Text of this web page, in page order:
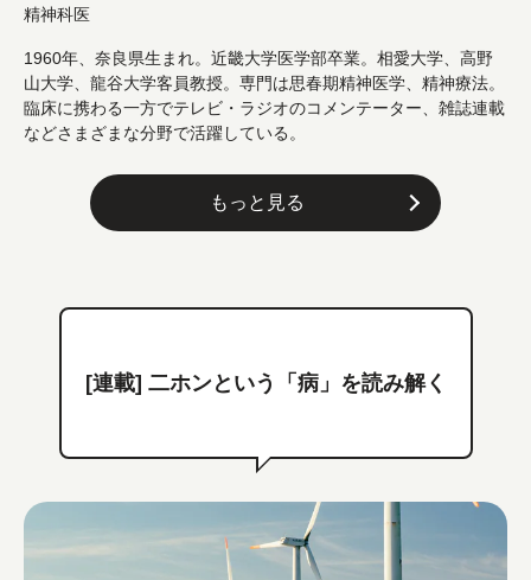
精神科医
1960年、奈良県生まれ。近畿大学医学部卒業。相愛大学、高野
山大学、龍谷大学客員教授。専門は思春期精神医学、精神療法。
臨床に携わる一方でテレビ・ラジオのコメンテーター、雑誌連載
などさまざまな分野で活躍している。
もっと見る
[連載] 二ホンという「病」を読み解く